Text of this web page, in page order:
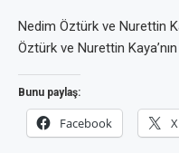
Nedim Öztürk ve Nurettin
Öztürk ve Nurettin
Bunu paylaş:
Facebook X